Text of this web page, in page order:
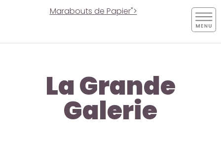
Marabouts de Papier">
La Grande
Galerie